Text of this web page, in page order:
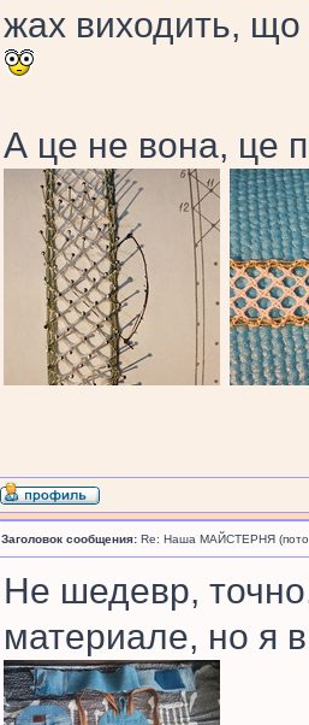
жах виходить, що
А це не вона, це
Заголовок сообщения: Re: Наша МАЙСТЕРНЯ
Не шедевр,
материале, но я